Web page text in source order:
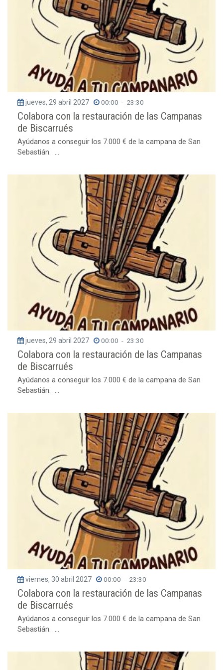
jueves, 29 abril 2027 00:00 - 23:30
Colabora con la restauración de las Campanas
de Biscarrués
Ayúdanos a conseguir los 7.000 € de la campana de San
Sebastián. ...
jueves, 29 abril 2027 00:00 - 23:30
Colabora con la restauración de las Campanas
de Biscarrués
Ayúdanos a conseguir los 7.000 € de la campana de San
Sebastián. ...
viernes, 30 abril 2027 00:00 - 23:30
Colabora con la restauración de las Campanas
de Biscarrués
Ayúdanos a conseguir los 7.000 € de la campana de San
Sebastián. ...